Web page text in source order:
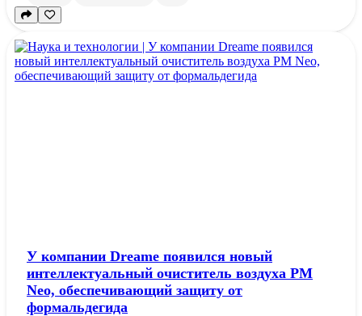
У компании Dreame появился новый
интеллектуальный очиститель воздуха PM
Neo, обеспечивающий защиту от
формальдегида